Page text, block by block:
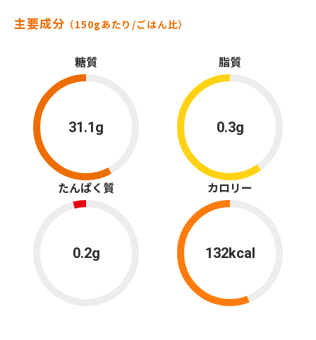
主要成分 （150gあたり/ごはん比）
31.1g
糖質
0.3g
脂質
0.2g
たんぱく質
132kcal
カロリー